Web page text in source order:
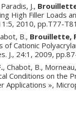
J.,
High Filler Loads
2010, pp.T77-
B., Brouillette,
of Cationic
J., 24:1, 2009,
, Chabot, B.,
Conditions on the
Applications »,